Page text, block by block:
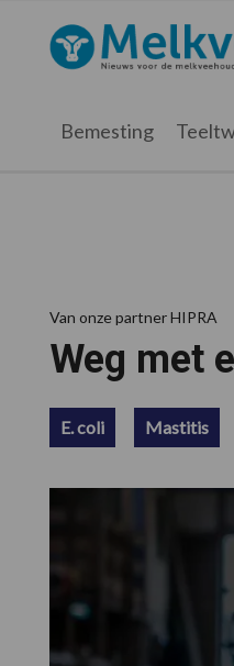
hoofdnavigatie
hoofd
eerste
voettekst
Melkveebedrijf.nl
Bemesting
Van onze partner HIPRA
Weg met
E. coli Mastitis